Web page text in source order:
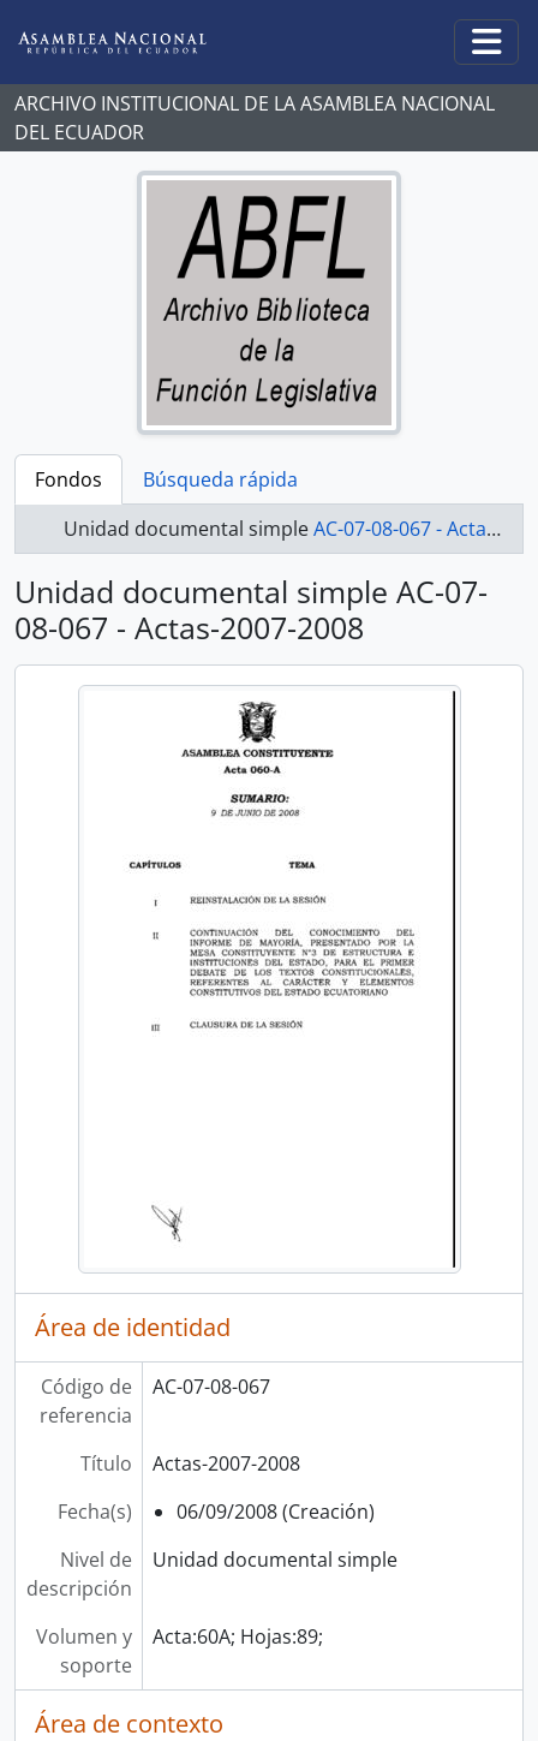
ARCHIVO INSTITUCIONAL DE LA ASAMBLEA NACIONAL
DEL ECUADOR
Fondos
Búsqueda rápida
Unidad documental simpleAC-07-08-067 - Actas-2007-2008
Unidad documental simple AC-07-
08-067 - Actas-2007-2008
Área de identidad
Código de
referencia
AC-07-08-067
Título
Actas-2007-2008
Fecha(s)
06/09/2008 (Creación)
Nivel de
descripción
Unidad documental simple
Volumen y
soporte
Acta:60A; Hojas:89;
Área de contexto